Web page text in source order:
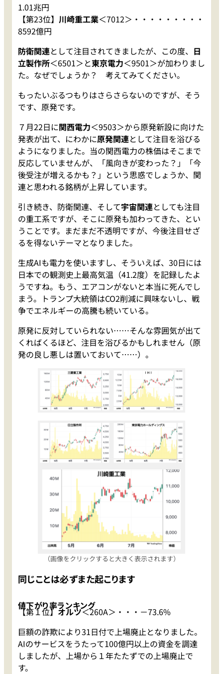
1.01兆円
【第23位】 川崎重工業＜7012＞・・・・・・・・・
8592億円
防衛関連として注目されてきましたが、この度、 日
立製作所＜6501＞と東京電力＜9501＞が加わりまし
た。なぜでしょうか？ 考えてみてください。
もったいぶるつもりはさらさらないのですが、そう
です、原発です。
７月22日に関西電力＜9503＞から原発新設に向けた
発表が出て、にわかに原発関連として注目を浴びる
ようになりました。当の関西電力の株価はそこまで
反応していませんが、「風向きが変わった？」「今
後受注が増えるかも？」という思惑でしょうか、関
連と思われる銘柄が上昇しています。
引き続き、防衛関連、そして宇宙関連としても注目
の重工系ですが、そこに原発も加わってきた、とい
うことです。まだまだ不透明ですが、今後注目せざ
るを得ないテーマとなりました。
生成AIも電力を使いますし、そういえば、30日には
日本での観測史上最高気温（41.2度）を記録したよ
うですね。もう、エアコンがないと本当に死んでし
まう。トランプ大統領はCO2削減に興味ないし、戦
争でエネルギーの高騰も続いている。
原発に反対していられない……そんな雰囲気が出て
くればくるほど、注目を浴びるかもしれません（原
発の良し悪しは置いておいて……）。
（画像をクリックすると大きく表示されます）
同じことは必ずまた起こります
値下がり率ランキング
【第１位】オルツ＜260A＞・・・－73.6%
巨額の詐欺により31日付で上場廃止となりました。
AIのサービスをうたって100億円以上の資金を調達
しましたが、上場から１年たたずでの上場廃止で
す。